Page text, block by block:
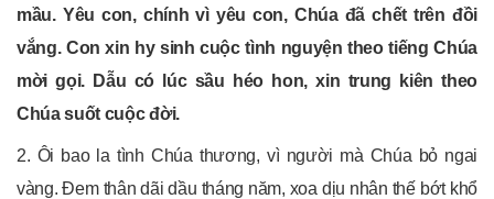
mầu. Yêu con, chính vì yêu con, Chúa đã chết trên đồi
vắng. Con xin hy sinh cuộc tình nguyện theo tiếng Chúa
mời gọi. Dẫu có lúc sầu héo hon, xin trung kiên theo
Chúa suốt cuộc đời.
2. Ôi bao la tình Chúa thương, vì người mà Chúa bỏ ngai
vàng. Ðem thân dãi dầu tháng năm, xoa dịu nhân thế bớt khổ